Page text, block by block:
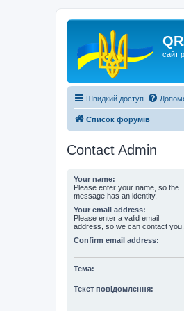
сайт
Швидкий доступ
Список форумів
Contact Admin
Your name:
Please enter your name, so the
message has an identity.
Your email address:
Please enter a valid email
address, so we can contact you.
Confirm email address:
Тема:
Текст повідомлення: